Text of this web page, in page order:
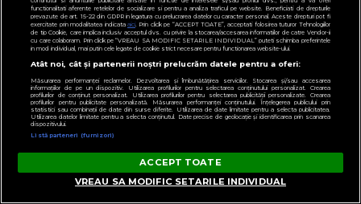
HOROSCOP
Horoscop 29 iulie 2026: O zodie va lua o decizie
radicală și va renunța la partenerul de viață
functionalitati aferente retelelor de socializare si pentru a analiza traficul pe website. Beneficiati de drepturile
prevazute de art. 15-22 din GDPR in legatura cu prelucrarea datelor cu caracter personal. Aceste drepturi pot fi
exercitate prin modalitatea indicataaici. Prin click pe “ACCEPT TOATE”, acceptati folosirea tuturor Tehnologiilor
de tip Cookie, care implica inclusiv acceptul dvs. cu privire la stocarea/accesarea informatiilor de catre Vendor-ii
cu care colaboram. Prin click pe “VREAU SA MODIFIC SETARILE INDIVIDUAL” puteti schimba preferintele
in mod individual, mai putin cele legate de cookie strict necesare pentru functionarea website-ului.
Atât noi, cât și partenerii noștri prelucrăm datele pentru a oferi:
Măsurarea performanței reclamelor. Dezvoltarea și îmbunătățirea serviciilor. Stocarea și/sau accesarea
informațiilor de pe un dispozitiv. Utilizarea profilurilor pentru selectarea conținutului personalizat. Crearea
profilurilor de conținut personalizat. Utilizarea profilurilor pentru selectarea publicității personalizate. Crearea
profilurilor pentru publicitate personalizată. Măsurarea performanței conținutului. Înțelegerea publicului prin
statistici sau combinații de date din surse diferite. Utilizarea de date limitate pentru a selecta publicitatea.
Utilizarea datelor limitate pentru a selecta conținutul. Date precise de geolocație și identificarea prin scanarea
dispozitivului.
Listă parteneri (furnizori)
ACCEPT TOATE
VREAU SA MODIFIC SETARILE INDIVIDUAL